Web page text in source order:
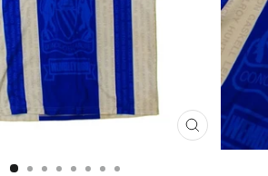
FERMER
(ESC)